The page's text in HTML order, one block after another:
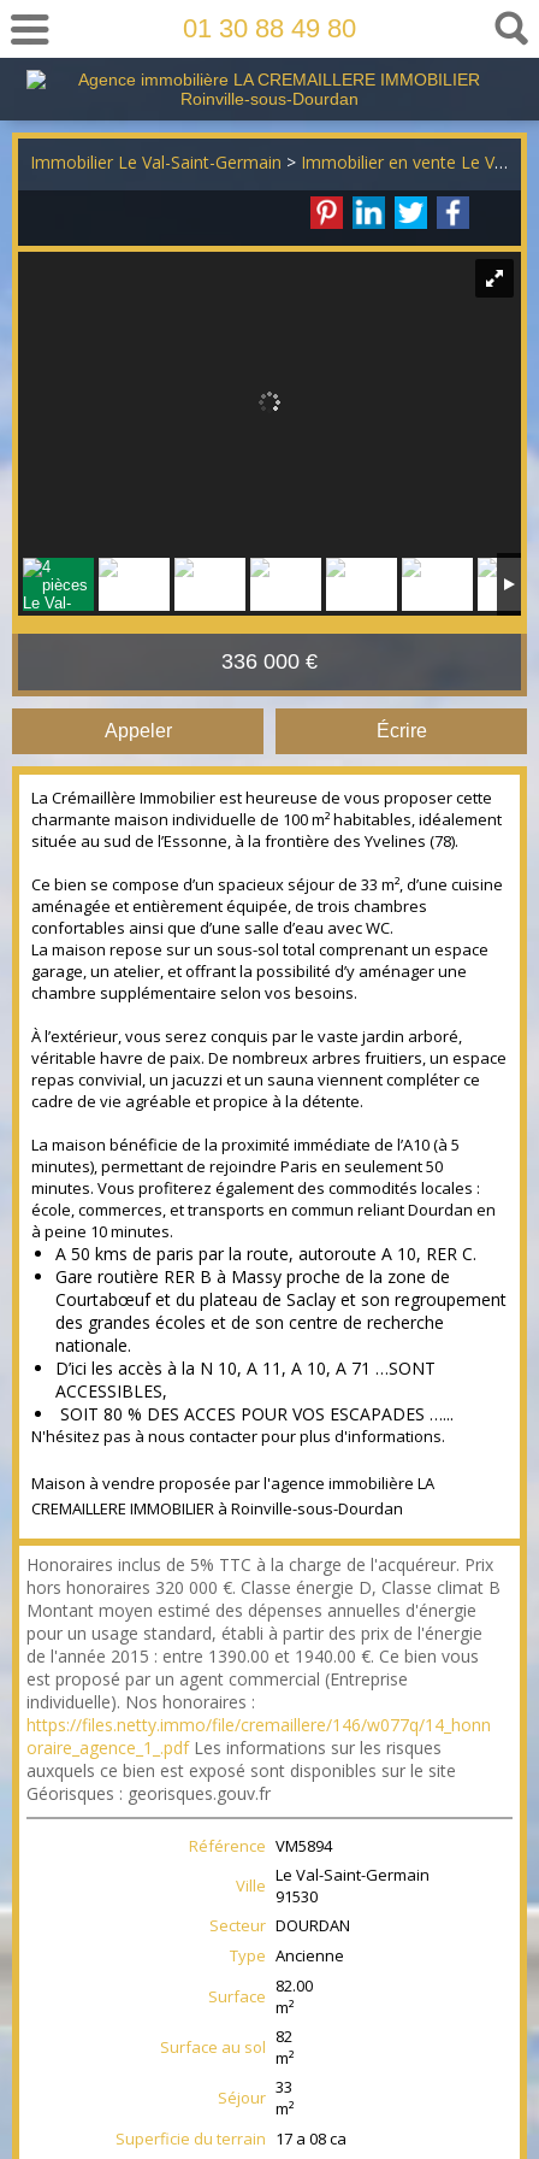
01 30 88 49 80
Immobilier Le Val-Saint-Germain > Immobilier en vente Le Val-Saint-Germain
336 000 €
Appeler Écrire
La Crémaillère Immobilier est heureuse de vous proposer cette
charmante maison individuelle de 100 m² habitables, idéalement
située au sud de l’Essonne, à la frontière des Yvelines (78).
Ce bien se compose d’un spacieux séjour de 33 m², d’une cuisine
aménagée et entièrement équipée, de trois chambres
confortables ainsi que d’une salle d’eau avec WC.
La maison repose sur un sous-sol total comprenant un espace
garage, un atelier, et offrant la possibilité d’y aménager une
chambre supplémentaire selon vos besoins.
À l’extérieur, vous serez conquis par le vaste jardin arboré,
véritable havre de paix. De nombreux arbres fruitiers, un espace
repas convivial, un jacuzzi et un sauna viennent compléter ce
cadre de vie agréable et propice à la détente.
La maison bénéficie de la proximité immédiate de l’A10 (à 5
minutes), permettant de rejoindre Paris en seulement 50
minutes. Vous profiterez également des commodités locales :
école, commerces, et transports en commun reliant Dourdan en
à peine 10 minutes.
A 50 kms de paris par la route, autoroute A 10, RER C.
Gare routière RER B à Massy proche de la zone de
Courtabœuf et du plateau de Saclay et son regroupement
des grandes écoles et de son centre de recherche
nationale.
D’ici les accès à la N 10, A 11, A 10, A 71 …SONT
ACCESSIBLES,
SOIT 80 % DES ACCES POUR VOS ESCAPADES …...
N'hésitez pas à nous contacter pour plus d'informations.
Maison à vendre proposée par l'agence immobilière LA
CREMAILLERE IMMOBILIER à Roinville-sous-Dourdan
Honoraires inclus de 5% TTC à la charge de l'acquéreur. Prix
hors honoraires 320 000 €. Classe énergie D, Classe climat B
Montant moyen estimé des dépenses annuelles d'énergie
pour un usage standard, établi à partir des prix de l'énergie
de l'année 2015 : entre 1390.00 et 1940.00 €. Ce bien vous
est proposé par un agent commercial (Entreprise
individuelle). Nos honoraires :
https://files.netty.immo/file/cremaillere/146/w077q/14_honn
oraire_agence_1_.pdfLes informations sur les risques
auxquels ce bien est exposé sont disponibles sur le site
Géorisques : georisques.gouv.fr
Référence VM5894
Ville Le Val-Saint-Germain
91530
Secteur DOURDAN
Type Ancienne
Surface 82.00
m²
Surface au sol 82
m²
Séjour 33
m²
Superficie du terrain 17 a 08 ca